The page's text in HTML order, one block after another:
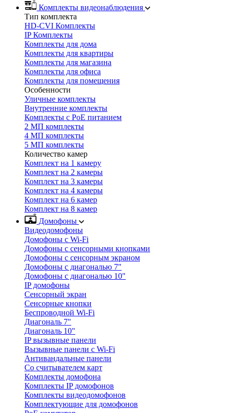
Комплекты видеонаблюдения
Тип комплекта
HD-CVI Комплекты
IP Комплекты
Комплекты для дома
Комплекты для квартиры
Комплекты для магазина
Комплекты для офиса
Комплекты для помещения
Особенности
Уличные комплекты
Внутренние комплекты
Комплекты с PoE питанием
2 МП комплекты
4 МП комплекты
5 МП комплекты
Количество камер
Комплект на 1 камеру
Комплект на 2 камеры
Комплект на 3 камеры
Комплект на 4 камеры
Комплект на 6 камер
Комплект на 8 камер
Домофоны
Видеодомофоны
Домофоны с Wi-Fi
Домофоны с сенсорными кнопками
Домофоны с сенсорным экраном
Домофоны с диагональю 7"
Домофоны с диагональю 10"
IP домофоны
Сенсорный экран
Сенсорные кнопки
Беспроводной Wi-Fi
Диагональ 7"
Диагональ 10"
IP вызывные панели
Вызывные панели с Wi-Fi
Антивандальные панели
Со считывателем карт
Комплекты домофона
Комплекты IP домофонов
Комплекты видеодомофонов
Комплектующие для домофонов